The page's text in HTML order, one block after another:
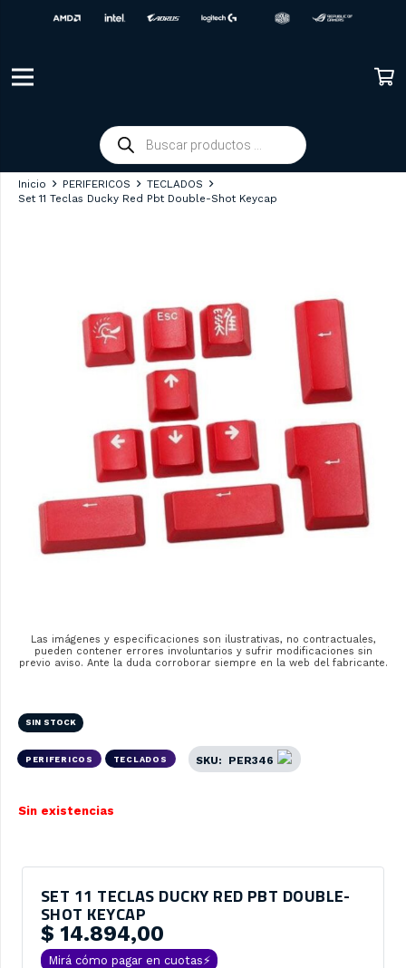
Búsqueda
de
productos
Inicio PERIFERICOS
TECLADOS
Set 11 Teclas Ducky Red Pbt Double-Shot Keycap
Las imágenes y especificaciones son ilustrativas, no contractuales,
pueden contener errores involuntarios y sufrir modificaciones sin
previo aviso. Ante la duda corroborar siempre en la web del fabricante.
SIN STOCK
PERIFERICOS TECLADOS SKU: PER346
Sin existencias
SET 11 TECLAS DUCKY RED PBT DOUBLE-
SHOT KEYCAP
$ 14.894,00
Mirá cómo pagar en cuotas⚡